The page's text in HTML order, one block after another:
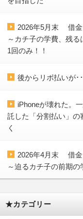
2026年5月末 借金
～カチ子の学費、残る
1回のみ！！
後からリボ払いが･
iPhoneが壊れた。
託した「分割払い」の
く
2026年4月末 借金
～迫るカチ子の前期の
★カテゴリー